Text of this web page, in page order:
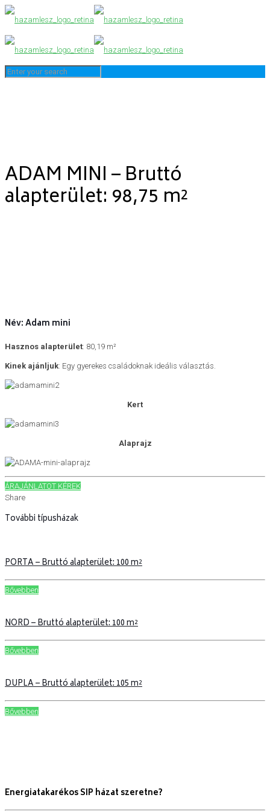
ADAM MINI – Bruttó
alapterület: 98,75 m²
Név: Adam mini
Hasznos alapterület: 80,19 m²
Kinek ajánljuk: Egy gyerekes családoknak ideális választás.
Kert
Alaprajz
ÁRAJÁNLATOT KÉREK
Share
További típusházak
PORTA – Bruttó alapterület: 100 m²
Bővebben
NORD – Bruttó alapterület: 100 m²
Bővebben
DUPLA – Bruttó alapterület: 105 m²
Bővebben
Energiatakarékos SIP házat szeretne?